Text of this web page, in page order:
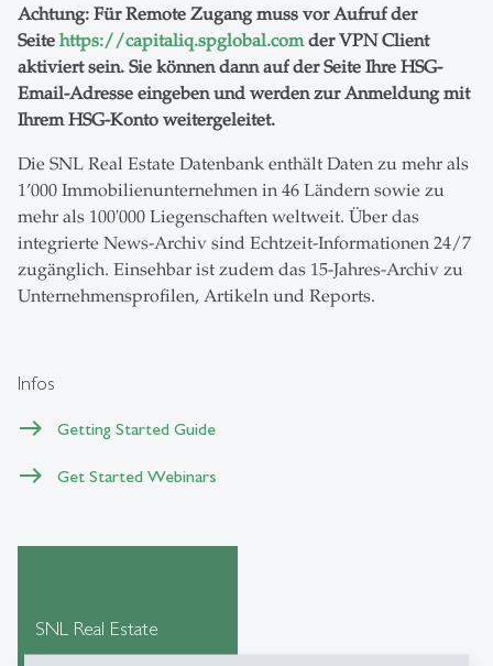
Achtung: Für Remote Zugang muss vor Aufruf der
Seite https://capitaliq.spglobal.comder VPN Client
aktiviert sein. Sie können dann auf der Seite Ihre HSG-
Email-Adresse eingeben und werden zur Anmeldung mit
Ihrem HSG-Konto weitergeleitet.
Die SNL Real Estate Datenbank enthält Daten zu mehr als
1’000 Immobilienunternehmen in 46 Ländern sowie zu
mehr als 100'000 Liegenschaften weltweit. Über das
integrierte News-Archiv sind Echtzeit-Informationen 24/7
zugänglich. Einsehbar ist zudem das 15-Jahres-Archiv zu
Unternehmensprofilen, Artikeln und Reports.
Infos
Getting Started Guide
Get Started Webinars
SNL Real Estate